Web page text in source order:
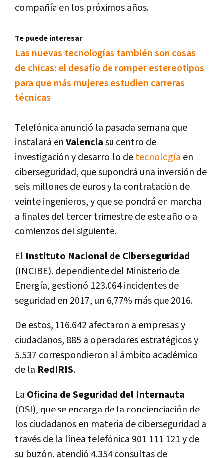
compañí­a en los próximos años.
Te puede interesar
Las nuevas tecnologí­as también son cosas
de chicas: el desafí­o de romper estereotipos
para que más mujeres estudien carreras
técnicas
Telefónica anunció la pasada semana que
instalará enValenciasu centro de
investigación y desarrollo detecnologí­a en
ciberseguridad, que supondrá una inversión de
seis millones de euros y la contratación de
veinte ingenieros, y que se pondrá en marcha
a finales del tercer trimestre de este año o a
comienzos del siguiente.
El Instituto Nacional de Ciberseguridad
(INCIBE), dependiente del Ministerio de
Energí­a, gestionó 123.064 incidentes de
seguridad en 2017, un 6,77% más que 2016.
De estos, 116.642 afectaron a empresas y
ciudadanos, 885 a operadores estratégicos y
5.537 correspondieron al ámbito académico
de la RedIRIS.
La Oficina de Seguridad del Internauta
(OSI), que se encarga de la concienciación de
los ciudadanos en materia de ciberseguridad a
través de la lí­nea telefónica 901 111 121 y de
su buzón, atendió 4.354 consultas de